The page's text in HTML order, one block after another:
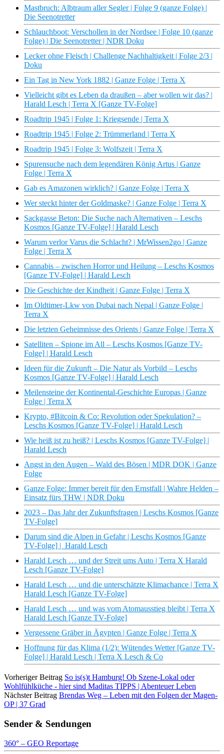
Mastbruch: Albtraum aller Segler | Folge 9 (ganze Folge) |
Die Seenotretter
Schlauchboot: Verschollen in der Nordsee | Folge 10 (ganze
Folge) | Die Seenotretter | NDR Doku
Lecker ohne Fleisch | Challenge Nachhaltigkeit | Folge 2/3 |
Doku
Ein Tag in New York 1882 | Ganze Folge | Terra X
Vielleicht gibt es Leben da draußen – aber wollen wir das? |
Harald Lesch | Terra X [Ganze TV-Folge]
Roadtrip 1945 | Folge 1: Kriegsende | Terra X
Roadtrip 1945 | Folge 2: Trümmerland | Terra X
Roadtrip 1945 | Folge 3: Wolfszeit | Terra X
Spurensuche nach dem legendären König Artus | Ganze
Folge | Terra X
Gab es Amazonen wirklich? | Ganze Folge | Terra X
Wer steckt hinter der Goldmaske? | Ganze Folge | Terra X
Sackgasse Beton: Die Suche nach Alternativen – Leschs
Kosmos [Ganze TV-Folge] | Harald Lesch
Warum verlor Varus die Schlacht? | MrWissen2go | Ganze
Folge | Terra X
Cannabis – zwischen Horror und Heilung – Leschs Kosmos
[Ganze TV-Folge] | Harald Lesch
Die Geschichte der Kindheit | Ganze Folge | Terra X
Im Oldtimer-Lkw von Dubai nach Nepal | Ganze Folge |
Terra X
Die letzten Geheimnisse des Orients | Ganze Folge | Terra X
Satelliten – Spione im All – Leschs Kosmos [Ganze TV-
Folge] | Harald Lesch
Ideen für die Zukunft – Die Natur als Vorbild – Leschs
Kosmos [Ganze TV-Folge] | Harald Lesch
Meilensteine der Kontinental-Geschichte Europas | Ganze
Folge | Terra X
Krypto, #Bitcoin & Co: Revolution oder Spekulation? –
Leschs Kosmos [Ganze TV-Folge] | Harald Lesch
Wie heiß ist zu heiß? | Leschs Kosmos [Ganze TV-Folge] |
Harald Lesch
Angst in den Augen – Wald des Bösen | MDR DOK | Ganze
Folge
Ganze Folge: Immer bereit für den Ernstfall | Wahre Helden –
Einsatz fürs THW | NDR Doku
2023 – Das Jahr der Zukunftsfragen | Leschs Kosmos [Ganze
TV-Folge]
Darum sind die Alpen in Gefahr | Leschs Kosmos [Ganze
TV-Folge] | Harald Lesch
Harald Lesch … und der Streit ums Auto | Terra X Harald
Lesch [Ganze TV-Folge]
Harald Lesch … und die unterschätzte Klimachance | Terra X
Harald Lesch [Ganze TV-Folge]
Harald Lesch … und was vom Atomausstieg bleibt | Terra X
Harald Lesch [Ganze TV-Folge]
Vergessene Gräber in Ägypten | Ganze Folge | Terra X
Hoffnung für das Klima (1/2): Wütendes Wetter [Ganze TV-
Folge] | Harald Lesch | Terra X Lesch & Co
Vorheriger Beitrag So is(s)t Hamburg! Ob Szene-Lokal oder
Wohlfühlküche - hier sind Maditas TIPPS | Abenteuer Leben
Nächster Beitrag Brendas Weg – Leben mit den Folgen der Magen-
OP | 37 Grad
Sender & Sendungen
360° – GEO Reportage